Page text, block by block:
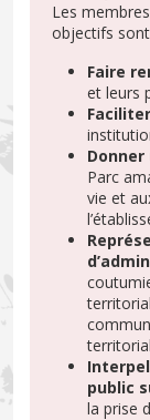
Les
objectifs
Faire
et leurs
Parc
vie et
public
la prise